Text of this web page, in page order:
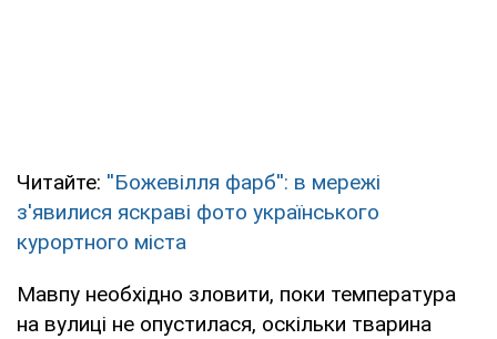
Читайте: ''Божевілля фарб'': в мережі
з'явилися яскраві фото українського
курортного міста
Мавпу необхідно зловити, поки температура
на вулиці не опустилася, оскільки тварина